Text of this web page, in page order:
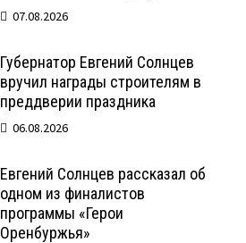
07.08.2026
Губернатор Евгений Солнцев
вручил награды строителям в
преддверии праздника
06.08.2026
Евгений Солнцев рассказал об
одном из финалистов
программы «Герои
Оренбуржья»